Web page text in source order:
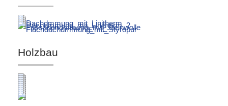
Holzbau